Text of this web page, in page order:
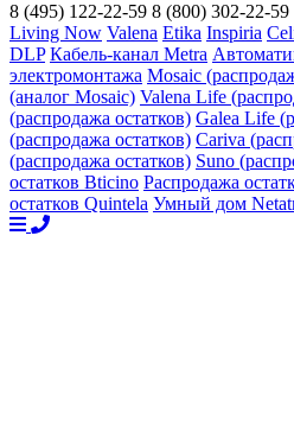
8 (495) 122-22-59 8 (800) 302-22-59
Living Now Valena Etika Inspiria
DLP Кабель-канал Metra
электромонтажа Mosaic
(аналог Mosaic) Valena Life
(распродажа остатков) Galea Life
(распродажа остатков) Cariva
(распродажа остатков) Suno
остатков Bticino Распродажа
остатков Quintela Умный дом